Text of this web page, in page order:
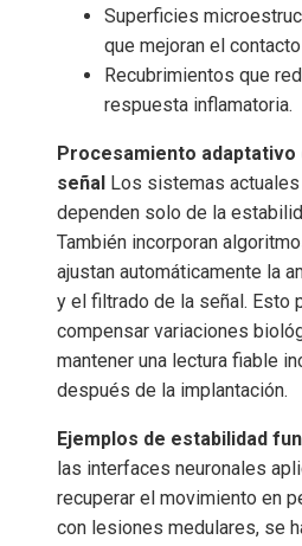
Superficies
que mejoran el
Recubrimientos que
respuesta inflamatoria.
Procesamiento adaptativo
señal Los sistemas actuales
dependen solo de la
También incorporan
ajustan automáticamente la
y el filtrado de la señal. Esto
compensar variaciones
mantener una lectura fiable
después de la implantación.
Ejemplos de estabilidad
las interfaces neuronales
recuperar el movimiento en
con lesiones medulares, se